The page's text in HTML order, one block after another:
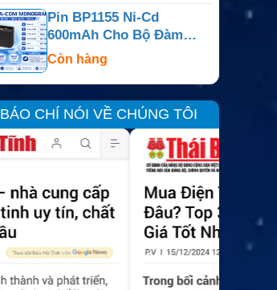
Pin BP1155 Ni-Cd
600mAh Cho Bộ Đàm
M/A-COM Monogram
Còn hàng
BÁO CHÍ NÓI VỀ CHÚNG TÔI